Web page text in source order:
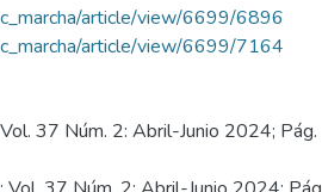
article/view/6699/6896
article/view/6699/7164
37 Núm. 2: Abril-Junio 2024; Pág.